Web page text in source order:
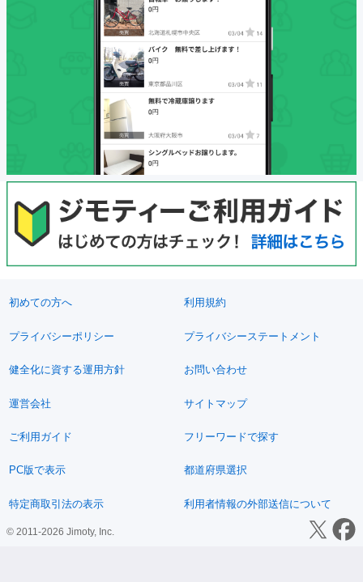
初めての方へ 利用規約
プライバシーポリシー プライバシーステートメント
健全化に資する運用方針 お問い合わせ
運営会社 サイトマップ
ご利用ガイド フリーワードで探す
PC版で表示 都道府県選択
特定商取引法の表示 利用者情報の外部送信について
© 2011-2026 Jimoty, Inc.